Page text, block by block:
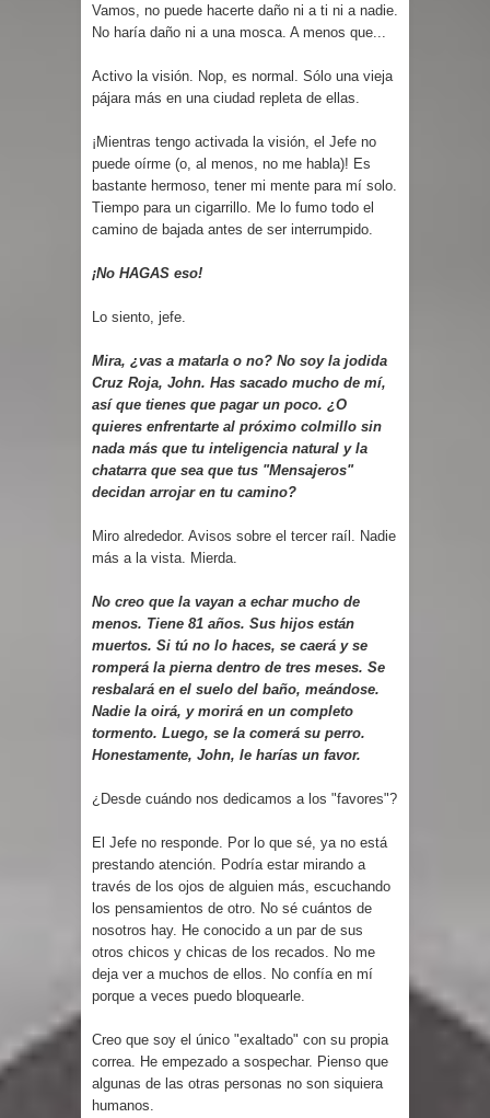
Vamos, no puede hacerte daño ni a ti ni a nadie.
No haría daño ni a una mosca. A menos que...
Activo la visión. Nop, es normal. Sólo una vieja
pájara más en una ciudad repleta de ellas.
¡Mientras tengo activada la visión, el Jefe no
puede oírme (o, al menos, no me habla)! Es
bastante hermoso, tener mi mente para mí solo.
Tiempo para un cigarrillo. Me lo fumo todo el
camino de bajada antes de ser interrumpido.
¡No HAGAS eso!
Lo siento, jefe.
Mira, ¿vas a matarla o no? No soy la jodida
Cruz Roja, John. Has sacado mucho de mí,
así que tienes que pagar un poco. ¿O
quieres enfrentarte al próximo colmillo sin
nada más que tu inteligencia natural y la
chatarra que sea que tus "Mensajeros"
decidan arrojar en tu camino?
Miro alrededor. Avisos sobre el tercer raíl. Nadie
más a la vista. Mierda.
No creo que la vayan a echar mucho de
menos. Tiene 81 años. Sus hijos están
muertos. Si tú no lo haces, se caerá y se
romperá la pierna dentro de tres meses. Se
resbalará en el suelo del baño, meándose.
Nadie la oirá, y morirá en un completo
tormento. Luego, se la comerá su perro.
Honestamente, John, le harías un favor.
¿Desde cuándo nos dedicamos a los "favores"?
El Jefe no responde. Por lo que sé, ya no está
prestando atención. Podría estar mirando a
través de los ojos de alguien más, escuchando
los pensamientos de otro. No sé cuántos de
nosotros hay. He conocido a un par de sus
otros chicos y chicas de los recados. No me
deja ver a muchos de ellos. No confía en mí
porque a veces puedo bloquearle.
Creo que soy el único "exaltado" con su propia
correa. He empezado a sospechar. Pienso que
algunas de las otras personas no son siquiera
humanos.